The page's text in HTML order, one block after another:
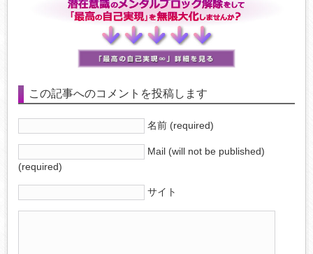
この記事へのコメントを投稿します
名前 (required)
Mail (will not be published)
(required)
サイト